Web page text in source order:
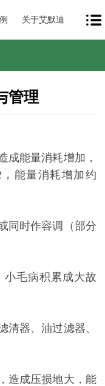
关于艾默迪
管理
成能量消耗增加，
能量消耗增加约
同时作容调（部分
毛病积累成大故
清器、油过滤器、
造成压损地大，能